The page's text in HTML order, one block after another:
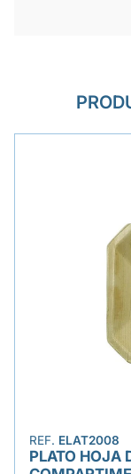
REF. ELAT2008
PLATO HOJA